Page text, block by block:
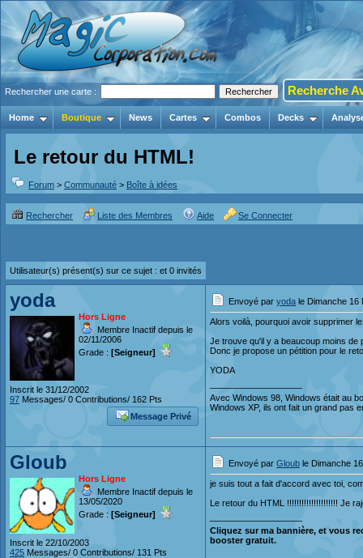
Rechercher une carte : Recherche
Home Boutique News Cartes Combos Decks
Le retour du HTML!
Forum > Communauté > Boîte à idées
Rechercher Liste des Membres Aide Se Connecter
Utilisateur(s) présent(s) sur ce sujet : et 0 invités
yoda
Hors Ligne
Membre Inactif depuis le
02/11/2006
Grade : [Seigneur]
Inscrit le 31/12/2002
97 Messages/ 0 Contributions/ 162 Pts
Message Privé
Envoyé par yoda le Dimanche 16
Alors voilà, pourquoi avoir supprimer
Je trouve qu'il y a beaucoup moins de
Donc je propose un pétition pour le
YODA
Avec Windows 98, Windows était au
Windows XP, ils ont fait un grand pas
Gloub
Hors Ligne
Membre Inactif depuis le
13/05/2020
Grade : [Seigneur]
Inscrit le 22/10/2003
425 Messages/ 0 Contributions/ 131 Pts
Envoyé par Gloub le Dimanche
je suis tout a fait d'accord avec toi,
Le retour du HTML !!!!!!!!!!!!!!!!!!!!! Je
Cliquez sur ma bannière, et vous
booster gratuit.